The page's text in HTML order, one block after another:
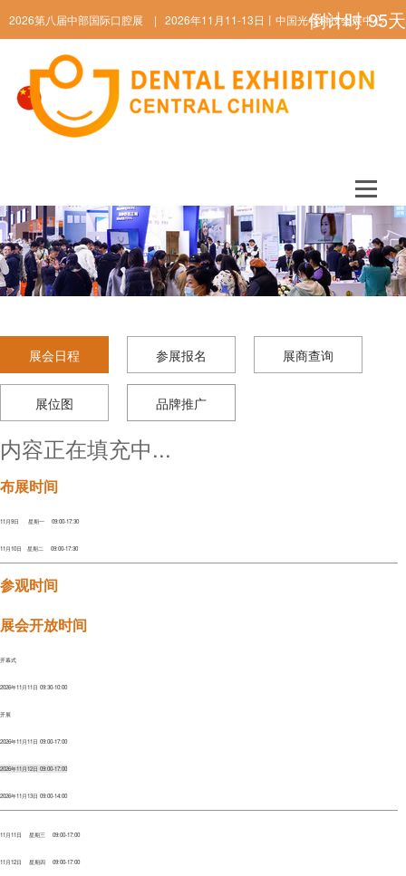
2026第八届中部国际口腔展 | 2026年11月11-13日丨中国光谷科技会展中心
倒计时95天
展会日程 参展报名 展商查询
展位图 品牌推广
内容正在填充中...
布展时间
11月9日 星期一 09:00-17:30
11月10日 星期二 09:00-17:30
参观时间
展会开放时间
开幕式
2026年11月11日 09:30-10:00
开展
2026年11月11日 09:00-17:00
2026年11月12日 09:00-17:00
2026年11月13日 09:00-14:00
11月11日 星期三 09:00-17:00
11月12日 星期四 09:00-17:00